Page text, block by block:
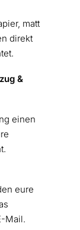
matt
direkt
&
einen
eure
Mail.